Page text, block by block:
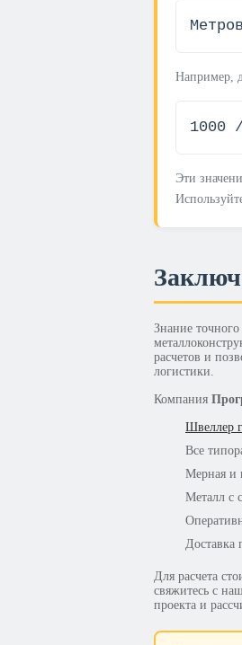
Например,
1000
Эти
Знание
расчетов и
логистики.
Компания
Швеллер
Все
Мерная и
Металл с
Доставка
Для расчета
свяжитесь с
проекта и